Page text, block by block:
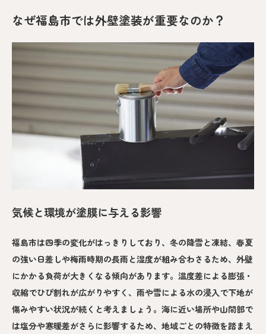
なぜ福島市では外壁塗装が重要なのか？
気候と環境が塗膜に与える影響
福島市は四季の変化がはっきりしており、冬の降雪と凍結、春夏
の強い日差しや梅雨時期の長雨と湿度が組み合わさるため、外壁
にかかる負荷が大きくなる傾向があります。温度差による膨張・
収縮でひび割れが広がりやすく、雨や雪による水の浸入で下地が
傷みやすい状況が続くと考えましょう。海に近い場所や山間部で
は塩分や寒暖差がさらに影響するため、地域ごとの特徴を踏まえ